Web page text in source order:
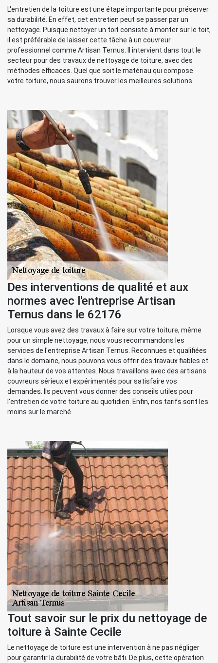
L'entretien de la toiture est une étape importante pour préserver
sa durabilité. En effet, cet entretien peut se passer par un
nettoyage. Puisque nettoyer un toit consiste à monter sur le toit,
il est préférable de laisser cette tâche à un couvreur
professionnel comme Artisan Ternus. Il intervient dans tout le
secteur pour des travaux de nettoyage de toiture, avec des
méthodes efficaces. Quel que soit le matériau qui compose
votre toiture, nous saurons trouver les meilleures solutions.
Des interventions de qualité et aux
normes avec l'entreprise Artisan
Ternus dans le 62176
Lorsque vous avez des travaux à faire sur votre toiture, même
pour un simple nettoyage, nous vous recommandons les
services de l'entreprise Artisan Ternus. Reconnues et qualifiées
dans le domaine, nous pouvons vous offrir des travaux fiables et
à la hauteur de vos attentes. Nous travaillons avec des artisans
couvreurs sérieux et expérimentés pour satisfaire vos
demandes. Ils peuvent vous donner des conseils utiles pour
l'entretien de votre toiture au quotidien. Enfin, nos tarifs sont les
moins sur le marché.
Tout savoir sur le prix du nettoyage de
toiture à Sainte Cecile
Le nettoyage de toiture est une intervention à ne pas négliger
pour garantir la durabilité de votre bâti. De plus, cette opération